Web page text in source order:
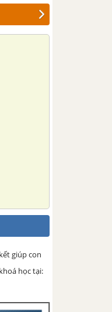
giúp con
học tại: